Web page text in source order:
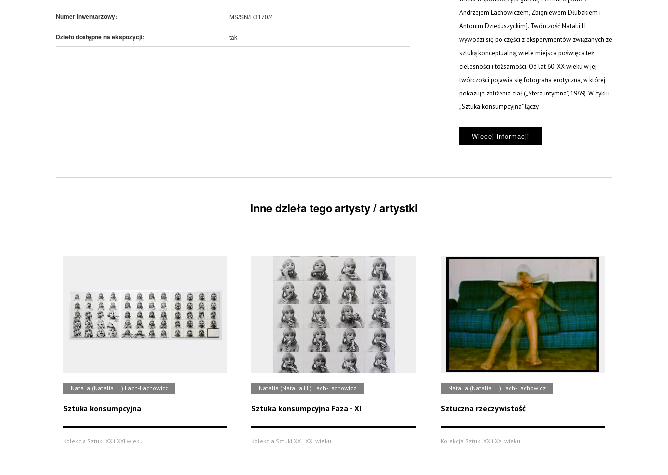
Numer inwentarzowy: MS/SN/F/3170/4
Dzieło dostępne na ekspozycji: tak
Andrzejem Lachowiczem, Zbigniewem Dłubakiem i
Antonim Dzieduszyckim]. Twórczość Natalii LL
wywodzi się po części z eksperymentów związanych ze
sztuką konceptualną, wiele miejsca poświęca też
cielesności i tożsamości. Od lat 60. XX wieku w jej
twórczości pojawia się fotografia erotyczna, w której
pokazuje zbliżenia ciał („Sfera intymna", 1969). W cyklu
„Sztuka konsumpcyjna" łączy...
Więcej informacji
Inne dzieła tego artysty / artystki
Natalia (Natalia LL) Lach-Lachowicz
Sztuka konsumpcyjna
Kolekcja Sztuki XX i XXI wieku
Natalia (Natalia LL) Lach-Lachowicz
Sztuka konsumpcyjna Faza - XI
Kolekcja Sztuki XX i XXI wieku
Natalia (Natalia LL) Lach-Lachowicz
Sztuczna rzeczywistość
Kolekcja Sztuki XX i XXI wieku